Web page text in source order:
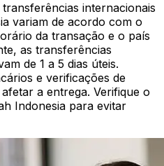
internacionais
variam de acordo com o
da transação e o país
as transferências
de 1 a 5 dias úteis.
e verificações de
a entrega. Verifique o
Indonesia para evitar